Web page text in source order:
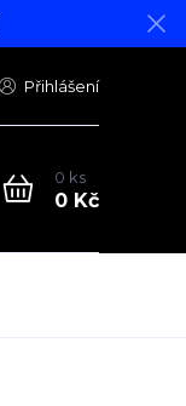
Přihlášení
0 ks
0 Kč